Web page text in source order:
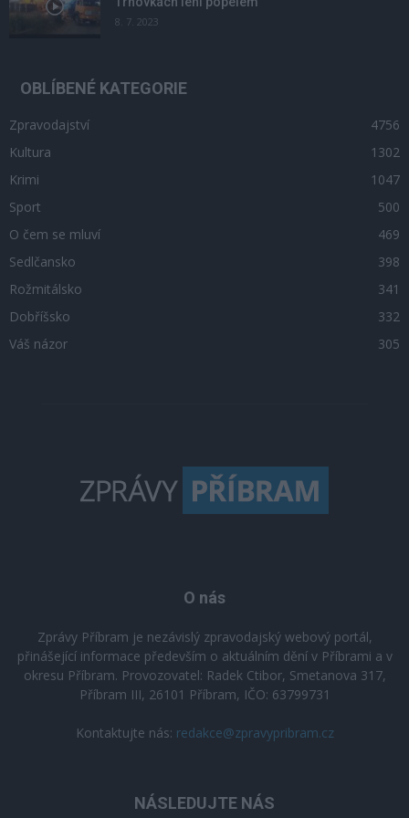
8. 7. 2023
OBLÍBENÉ KATEGORIE
Zpravodajství
4756
Kultura
1302
Krimi
1047
Sport
500
O čem se mluví
469
Sedlčansko
398
Rožmitálsko
341
Dobříšsko
332
Váš názor
305
O nás
Zprávy Příbram je nezávislý zpravodajský webový portál,
přinášející informace především o aktuálním dění v Příbrami a v
okresu Příbram. Provozovatel: Radek Ctibor, Smetanova 317,
Příbram III, 26101 Příbram, IČO: 63799731
Kontaktujte nás: redakce@zpravypribram.cz
NÁSLEDUJTE NÁS